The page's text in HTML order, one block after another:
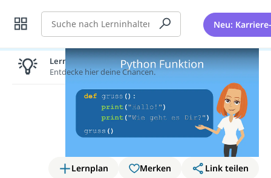
Suche Neu:
Lernplan Merken
Link teilen
Lernen lohnt sich!
Entdecke hier deine Chancen.